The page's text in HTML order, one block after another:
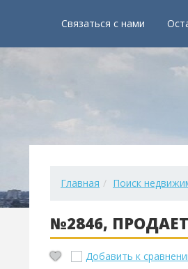
Связаться с нами
Главная Поиск
№2846,
Добавить к